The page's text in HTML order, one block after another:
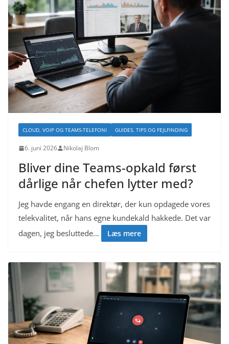
CLOUD, VOIP OG TEAMS-TELEFONI GUIDES, TIPS OG FEJLFINDING
6. juni 2026 Nikolaj Blom
Bliver dine Teams-opkald først
dårlige når chefen lytter med?
Jeg havde engang en direktør, der kun opdagede vores
telekvalitet, når hans egne kundekald hakkede. Det var
dagen, jeg besluttede…
Læs mere